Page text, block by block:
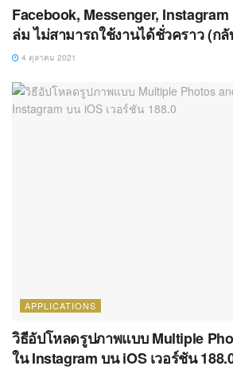
Facebook, Messenger,
ล่ม ไม่สามารถใช้งานได้ชั่วคราว (ก
4 ตุลาคม 2021
APPLICATIONS
วิธีอัปโหลดรูปภาพแบบ Multiple
ใน Instagram บน iOS เวอร์ชัน